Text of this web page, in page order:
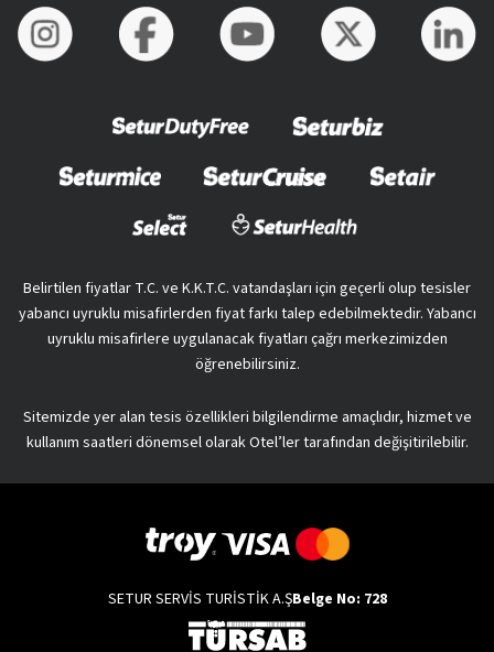
Belirtilen fiyatlar T.C. ve K.K.T.C. vatandaşları için geçerli olup tesisler
yabancı uyruklu misafirlerden fiyat farkı talep edebilmektedir. Yabancı
uyruklu misafirlere uygulanacak fiyatları çağrı merkezimizden
öğrenebilirsiniz.
Sitemizde yer alan tesis özellikleri bilgilendirme amaçlıdır, hizmet ve
kullanım saatleri dönemsel olarak Otel’ler tarafından değişitirilebilir.
SETUR SERVİS TURİSTİK A.ŞBelge No: 728